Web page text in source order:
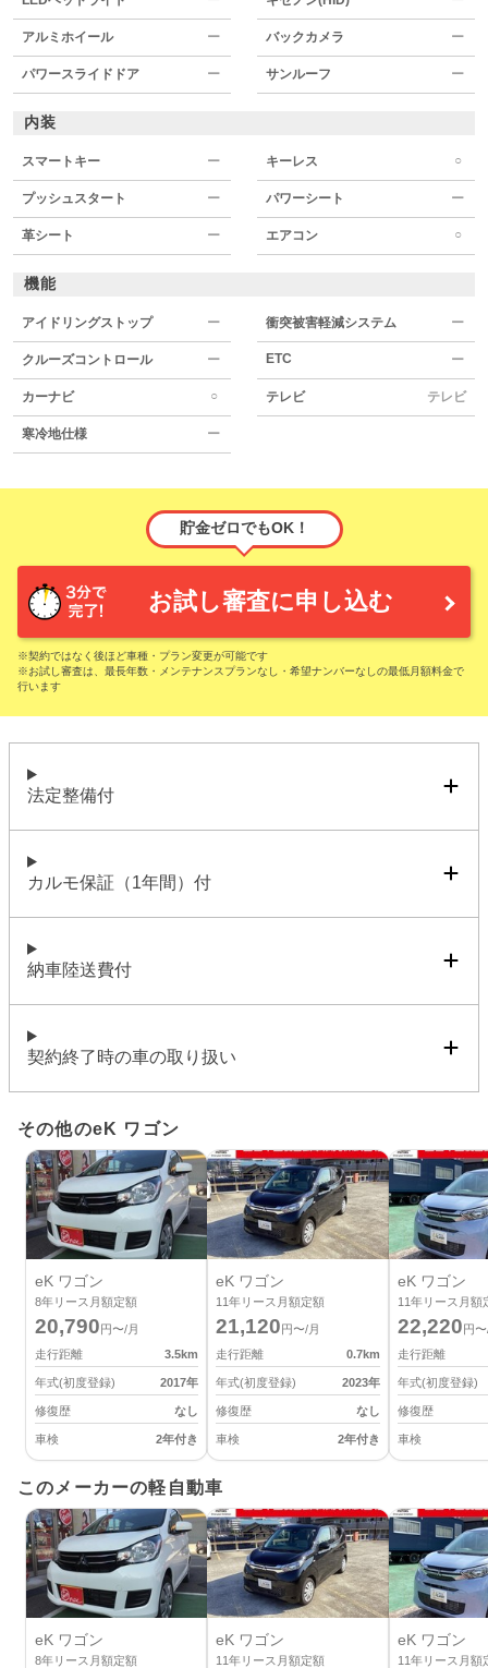
アルミホイール ー バックカメラ ー
パワースライドドア ー サンルーフ ー
内装
スマートキー ー キーレス ○
プッシュスタート ー パワーシート ー
革シート ー エアコン ○
機能
アイドリングストップ ー 衝突被害軽減システム ー
クルーズコントロール ー ETC ー
カーナビ ○ テレビ テレビ
寒冷地仕様 ー
貯金ゼロでもOK！
お試し審査に申し込む
※契約ではなく後ほど車種・プラン変更が可能です
※お試し審査は、最長年数・メンテナンスプランなし・希望ナンバーなしの最低月額料金で
行います
法定整備付
カルモ保証（1年間）付
納車陸送費付
契約終了時の車の取り扱い
その他のeK ワゴン
eK ワゴン
8年リース月額定額
20,790円〜/月
走行距離
3.5km
年式(初度登録) 2017年
修復歴 なし
車検 2年付き
eK ワゴン
11年リース月額定額
21,120円〜/月
走行距離
0.7km
年式(初度登録) 2023年
修復歴 なし
車検 2年付き
eK ワゴン
11年リース月額
22,220円
走行距離
年式(初度登録)
修復歴
車検
このメーカーの軽自動車
eK ワゴン
8年リース月額定額
eK ワゴン
11年リース月額定額
eK ワゴン
11年リース月額